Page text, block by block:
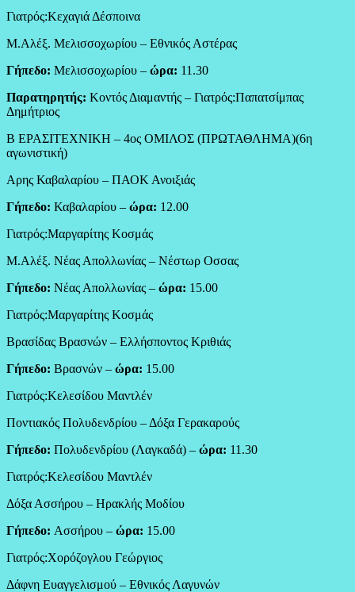
Γιατρός:Κεχαγιά Δέσποινα
Μ.Αλέξ. Μελισσοχωρίου – Εθνικός Αστέρας
Γήπεδο: Μελισσοχωρίου – ώρα: 11.30
Παρατηρητής: Κοντός Διαμαντής – Γιατρός:Παπατσίμπας
Δημήτριος
Β ΕΡΑΣΙΤΕΧΝΙΚΗ – 4ος ΟΜΙΛΟΣ (ΠΡΩΤΑΘΛΗΜΑ)(6η
αγωνιστική)
Αρης Καβαλαρίου – ΠΑΟΚ Ανοιξιάς
Γήπεδο: Καβαλαρίου – ώρα: 12.00
Γιατρός:Μαργαρίτης Κοσμάς
Μ.Αλέξ. Νέας Απολλωνίας – Νέστωρ Οσσας
Γήπεδο: Νέας Απολλωνίας – ώρα: 15.00
Γιατρός:Μαργαρίτης Κοσμάς
Βρασίδας Βρασνών – Ελλήσποντος Κριθιάς
Γήπεδο: Βρασνών – ώρα: 15.00
Γιατρός:Κελεσίδου Μαντλέν
Ποντιακός Πολυδενδρίου – Δόξα Γερακαρούς
Γήπεδο: Πολυδενδρίου (Λαγκαδά) – ώρα: 11.30
Γιατρός:Κελεσίδου Μαντλέν
Δόξα Ασσήρου – Ηρακλής Μοδίου
Γήπεδο: Ασσήρου – ώρα: 15.00
Γιατρός:Χορόζογλου Γεώργιος
Δάφνη Ευαγγελισμού – Εθνικός Λαγυνών